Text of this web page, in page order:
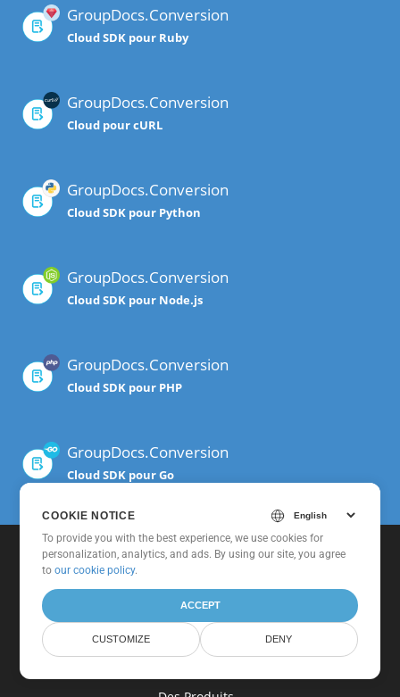
GroupDocs.Conversion
Cloud SDK pour Ruby
GroupDocs.Conversion
Cloud pour cURL
GroupDocs.Conversion
Cloud SDK pour Python
GroupDocs.Conversion
Cloud SDK pour Node.js
GroupDocs.Conversion
Cloud SDK pour PHP
GroupDocs.Conversion
Cloud SDK pour Go
COOKIE NOTICE
To provide you with the best experience, we use cookies for
personalization, analytics, and ads. By using our site, you agree
toour cookie policy.
ACCEPT
CUSTOMIZE DENY